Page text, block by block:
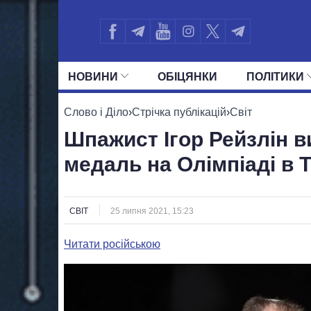
НОВИНИ ОБIЦЯНКИ ПОЛIТИКИ
УСІ ПОЛІТИКИ ПРЕЗИДЕНТ І ОФІС
Слово і Діло›Стрічка публікацій›Світ
Шпажист Ігор Рейзлін
медаль на Олімпіаді в
СВІТ 25 липня 2021, 15:23
Читати російською